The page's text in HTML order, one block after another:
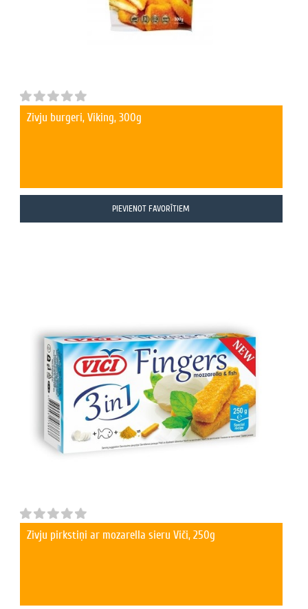
Zivju burgeri, Viking, 300g
PIEVIENOT FAVORĪTIEM
Zivju pirkstiņi ar mozarella sieru Viči, 250g